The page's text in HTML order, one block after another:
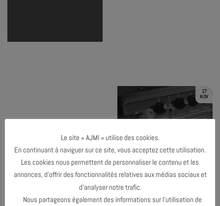
AFROPEAN PROJECT
17
NOV
TERMINÉ
L’ABRE #3 AJMIMÔME#2 – LE SON
Le site « AJMI » utilise des cookies.
En continuant à naviguer sur ce site, vous acceptez cette utilisation.
Les cookies nous permettent de personnaliser le contenu et les
annonces, d’offrir des fonctionnalités relatives aux médias sociaux et
d’analyser notre trafic.
Nous partageons également des informations sur l’utilisation de